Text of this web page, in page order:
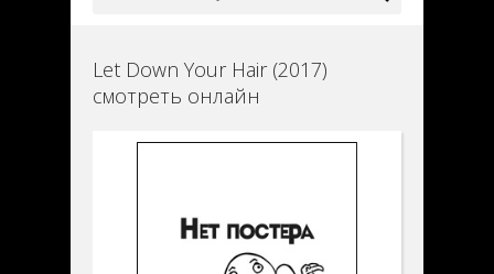
Let Down Your Hair (2017)
смотреть онлайн